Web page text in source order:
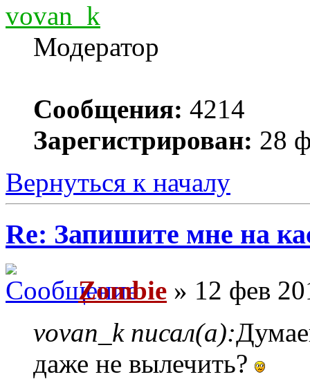
vovan_k
Модератор
Сообщения: 4214
Зарегистрирован: 28
Вернуться к началу
Re: Запишите мне на
Zombie » 12 фев
vovan_k писал(а):
даже не вылечить?